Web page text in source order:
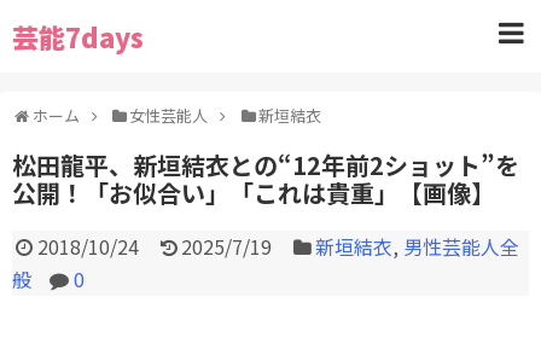
芸能7days
ホーム 女性芸能人 新垣結衣
松田龍平、新垣結衣との“12年前2ショット”を
公開！「お似合い」「これは貴重」【画像】
2018/10/24 2025/7/19 新垣結衣, 男性芸能人全
般
0